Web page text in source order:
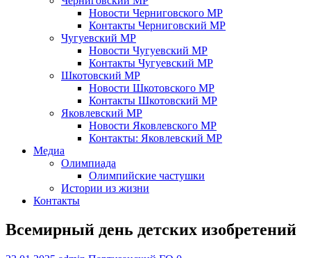
Новости Черниговского МР
Контакты Черниговский МР
Чугуевский МР
Новости Чугуевский МР
Контакты Чугуевский МР
Шкотовский МР
Новости Шкотовского МР
Контакты Шкотовский МР
Яковлевский МР
Новости Яковлевского МР
Контакты: Яковлевский МР
Медиа
Олимпиада
Олимпийские частушки
Истории из жизни
Контакты
Всемирный день детских изобретений